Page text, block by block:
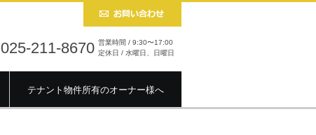
025-211-8670 営業時間 / 9:30〜17:00
定休日 / 水曜日、日曜日
テナント物件所有のオーナー様へ